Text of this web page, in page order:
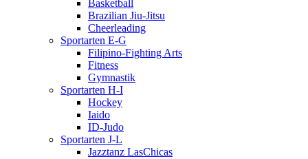
Basketball
Brazilian Jiu-Jitsu
Cheerleading
Sportarten E-G
Filipino-Fighting Arts
Fitness
Gymnastik
Sportarten H-I
Hockey
Iaido
ID-Judo
Sportarten J-L
Jazztanz LasChicas